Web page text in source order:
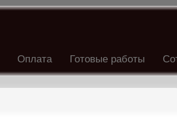
Оплата Готовые работы